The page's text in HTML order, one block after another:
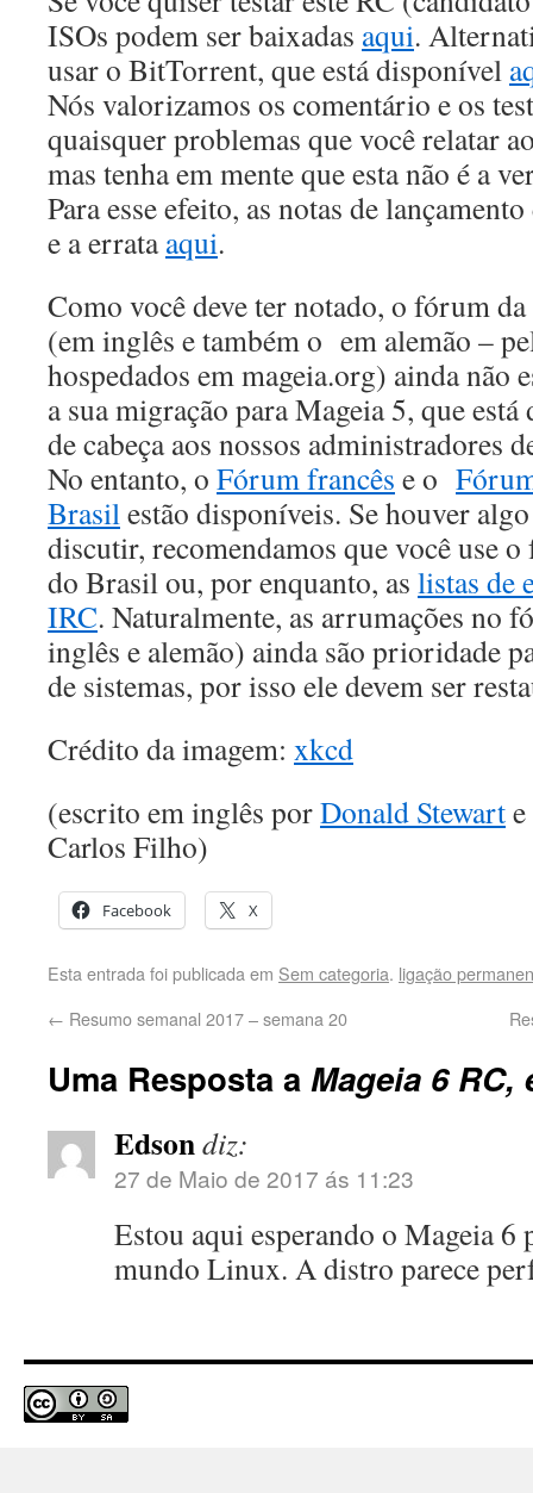
ISOs podem ser baixadas aqui.
usar o BitTorrent, que está disponível
Nós valorizamos os comentário e os
quaisquer problemas que você relatar
mas tenha em mente que esta não é a
Para esse efeito, as notas de
e a errataaqui.
Como você deve ter notado, o fórum
(em inglês e também o em alemão –
hospedados em mageia.org) ainda não
a sua migração para Mageia 5, que
de cabeça aos nossos administradores
No entanto, o Fórum francês e o
Brasilestão disponíveis. Se houver
discutir, recomendamos que você use
do Brasil ou, por enquanto, as listas de
IRC. Naturalmente, as arrumações no
inglês e alemão) ainda são prioridade
de sistemas, por isso ele devem ser
Crédito da imagem: xkcd
(escrito em inglês porDonald Stewart
Carlos Filho)
Facebook X
Esta entrada foi publicada em Sem categoria. ligação
← Resumo semanal 2017 – semana 20
Uma Resposta a Mageia 6 RC,
Edsondiz:
27 de Maio de 2017 ás 11:23
Estou aqui esperando o Mageia
mundo Linux. A distro parece